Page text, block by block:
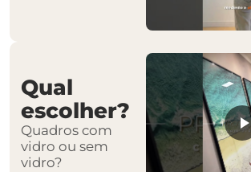
Qual
escolher?
Quadros com
vidro ou sem
vidro?